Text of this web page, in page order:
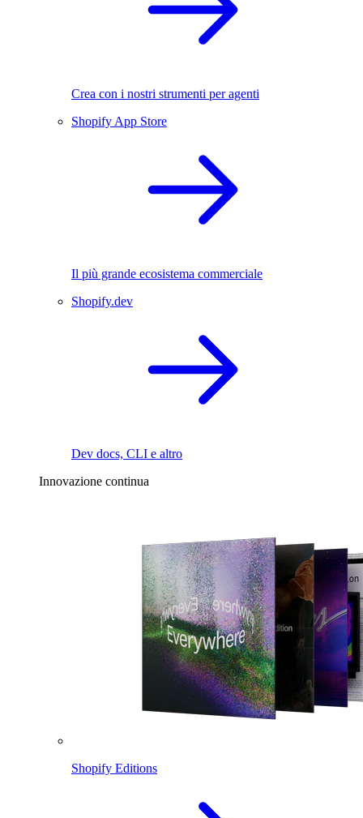
Crea con i nostri strumenti per agenti
Shopify App Store
Il più grande ecosistema commerciale
Shopify.dev
Dev docs, CLI e altro
Innovazione continua
Shopify Editions